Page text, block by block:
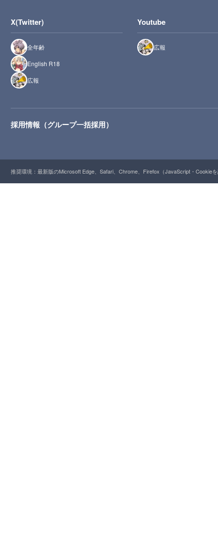
X(Twitter)
全年齢
English R18
広報
Youtube
広報
採用情報（グループ一括採用）
推奨環境：最新版のMicrosoft Edge、Safari、Chrome、Firefox（JavaScript・Cookie